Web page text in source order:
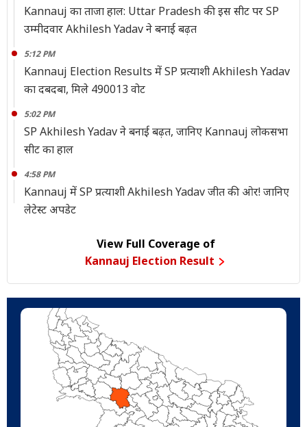
Kannauj का ताजा हाल: Uttar Pradesh की इस सीट पर SP
उम्मीदवार Akhilesh Yadav ने बनाई बढ़त
5:12 PM
Kannauj Election Results में SP प्रत्याशी Akhilesh Yadav
का दबदबा, मिले 490013 वोट
5:02 PM
SP Akhilesh Yadav ने बनाई बढ़त, जानिए Kannauj लोकसभा
सीट का हाल
4:58 PM
Kannauj में SP प्रत्याशी Akhilesh Yadav जीत की ओर! जानिए
लेटेस्ट अपडेट
View Full Coverage of
Kannauj Election Result